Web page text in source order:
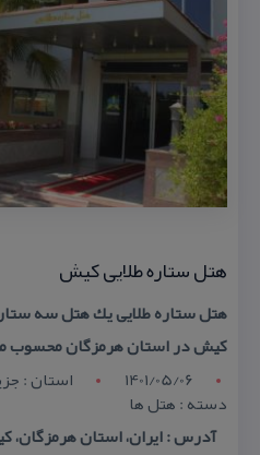
هتل ستاره طلایی كیش
هتل ستاره طلایی یك هتل سه
كیش در استان هرمزگان محسوب
1401/05/06
استان :
دسته : هتل ها
آدرس : ایران، استان هرمزگان،